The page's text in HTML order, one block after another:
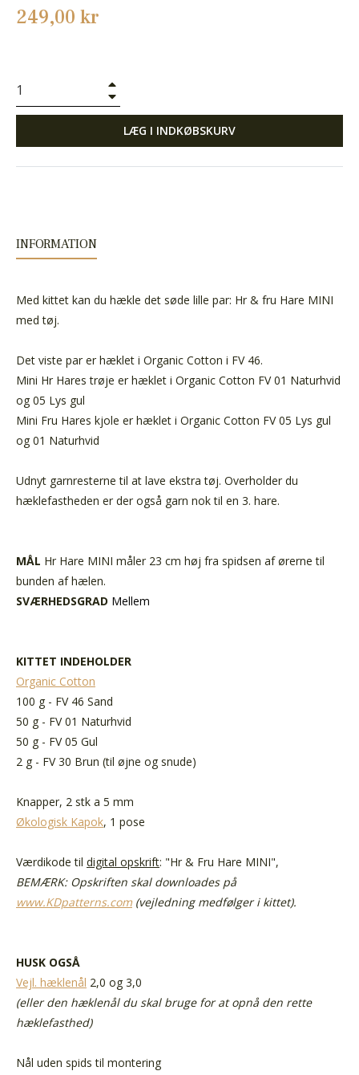
Normalpris
249,00 kr
LÆG I INDKØBSKURV
INFORMATION
Med kittet kan du hækle det søde lille par: Hr & fru Hare MINI
med tøj.
Det viste par er hæklet i Organic Cotton i FV 46.
Mini Hr Hares trøje er hæklet i Organic Cotton FV 01 Naturhvid
og 05 Lys gul
Mini Fru Hares kjole er hæklet i Organic Cotton FV 05 Lys gul
og 01 Naturhvid
Udnyt garnresterne til at lave ekstra tøj. Overholder du
hæklefastheden er der også garn nok til en 3. hare.
MÅL Hr Hare MINI måler 23 cm høj fra spidsen af ørerne til
bunden af hælen.
SVÆRHEDSGRAD Mellem
KITTET INDEHOLDER
Organic Cotton
100 g - FV 46 Sand
50 g - FV 01 Naturhvid
50 g - FV 05 Gul
2 g - FV 30 Brun (til øjne og snude)
Knapper, 2 stk a 5 mm
Økologisk Kapok, 1 pose
Værdikode til digital opskrift: "Hr & Fru Hare MINI",
BEMÆRK: Opskriften skal downloades på
www.KDpatterns.com (vejledning medfølger i kittet).
HUSK OGSÅ
Vejl. hæklenål 2,0 og 3,0
(eller den hæklenål du skal bruge for at opnå den rette
hæklefasthed)
Nål uden spids til montering